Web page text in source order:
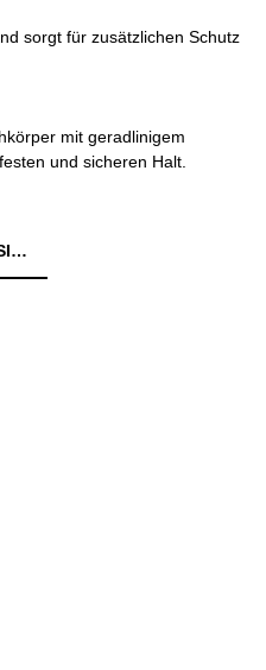
sorgt für zusätzlichen Schutz
mit geradlinigem
und sicheren Halt.
KÖNNTE DICH AUCH INTERESSIEREN: